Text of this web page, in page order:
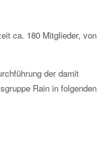
ca. 180 Mitglieder, von
der damit
Rain in folgenden